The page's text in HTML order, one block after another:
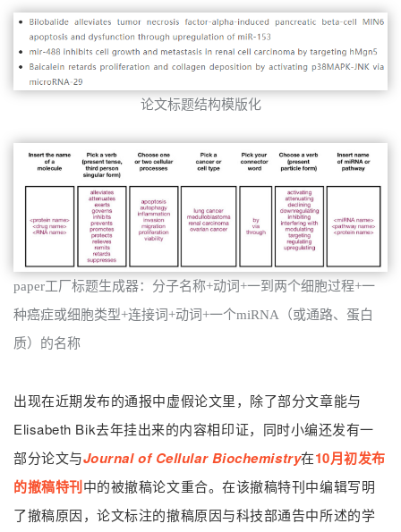
论文标题结构模版化
paper工厂标题生成器：分子名称+动词+一到两个细胞过程+一
种癌症或细胞类型+连接词+动词+一个miRNA（或通路、蛋白
质）的名称
出现在近期发布的通报中虚假论文里，除了部分文章能与
Elisabeth Bik去年挂出来的内容相印证，同时小编还发有一
部分论文与Journal of Cellular Biochemistry在10月初发布
的撤稿特刊中的被撤稿论文重合。在该撤稿特刊中编辑写明
了撤稿原因，论文标注的撤稿原因与科技部通告中所述的学